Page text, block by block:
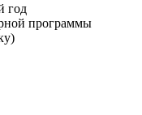
год
программы